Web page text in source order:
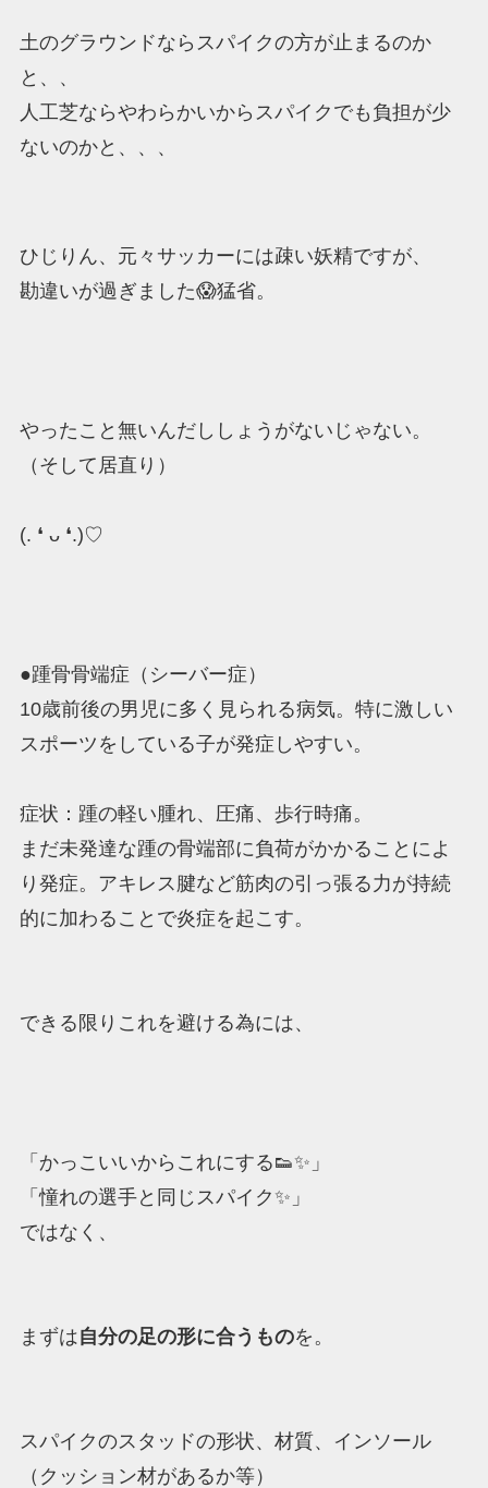
土のグラウンドならスパイクの方が止まるのか
と、、
人工芝ならやわらかいからスパイクでも負担が少
ないのかと、、、
ひじりん、元々サッカーには疎い妖精ですが、
勘違いが過ぎました😱猛省。
やったこと無いんだししょうがないじゃない。
（そして居直り）
(. ❛ ᴗ ❛.)♡
●踵骨骨端症（シーバー症）
10歳前後の男児に多く見られる病気。特に激しい
スポーツをしている子が発症しやすい。
症状：踵の軽い腫れ、圧痛、歩行時痛。
まだ未発達な踵の骨端部に負荷がかかることによ
り発症。アキレス腱など筋肉の引っ張る力が持続
的に加わることで炎症を起こす。
できる限りこれを避ける為には、
「かっこいいからこれにする👟✨」
「憧れの選手と同じスパイク✨」
ではなく、
まずは自分の足の形に合うものを。
スパイクのスタッドの形状、材質、インソール
（クッション材があるか等）